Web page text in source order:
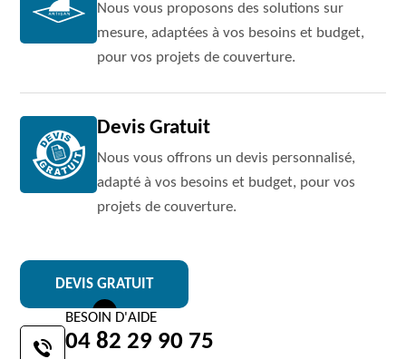
Nous vous proposons des solutions sur
mesure, adaptées à vos besoins et budget,
pour vos projets de couverture.
Devis Gratuit
Nous vous offrons un devis personnalisé,
adapté à vos besoins et budget, pour vos
projets de couverture.
DEVIS GRATUIT
BESOIN D'AIDE
04 82 29 90 75